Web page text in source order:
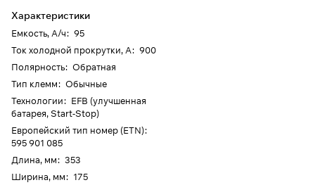
Характеристики
Емкость, А/ч: 95
Ток холодной прокрутки, А: 900
Полярность: Обратная
Тип клемм: Обычные
Технологии: EFB (улучшенная
батарея, Start-Stop)
Европейский тип номер (ETN):
595 901 085
Длина, мм: 353
Ширина, мм: 175